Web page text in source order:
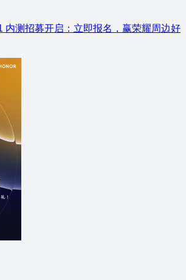
内测招募开启：立即报名，赢荣耀周边好